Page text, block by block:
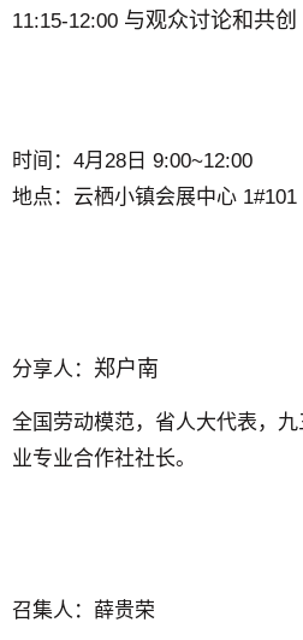
11:15-12:00 与观众讨论和共创
时间： 4月28日 9:00~12:00
地点： 云栖小镇会展中心 1#101
分享人： 郑户南
全国劳动模范，省人大代表，
业专业合作社社长。
召集人： 薛贵荣